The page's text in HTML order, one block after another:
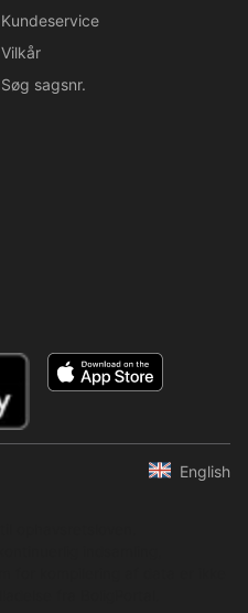
Kundeservice
Vilkår
Søg sagsnr.
English